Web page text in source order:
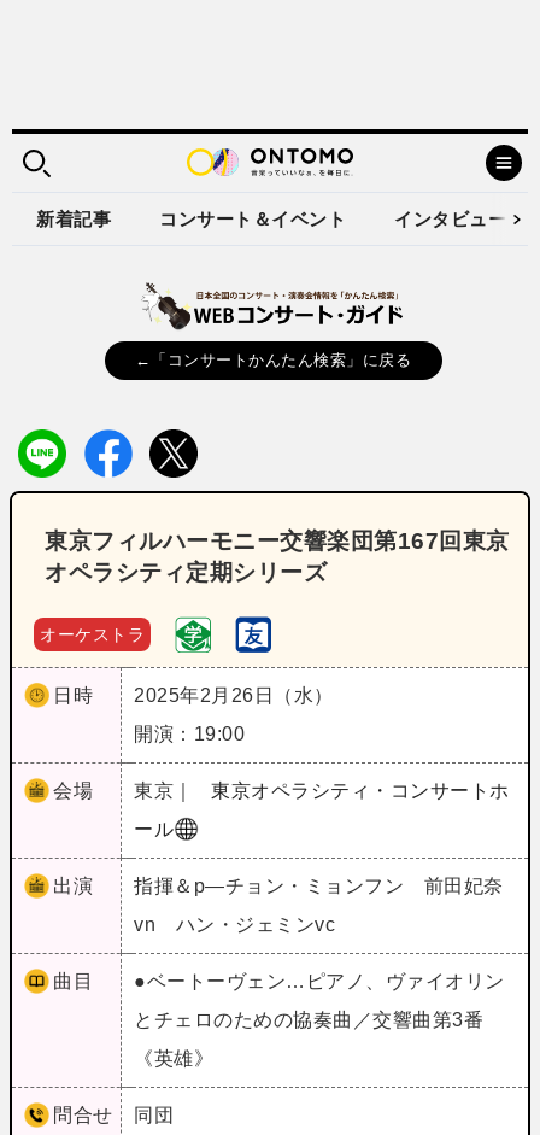
新着記事 コンサート＆イベント インタビュー
←「コンサートかんたん検索」に戻る
東京フィルハーモニー交響楽団第167回東京
オペラシティ定期シリーズ
オーケストラ
日時
2025年2月26日（水）
開演：19:00
会場 東京｜
東京オペラシティ・コンサートホ
ール
出演
指揮＆p―チョン・ミョンフン 前田妃奈
vn ハン・ジェミンvc
曲目
●ベートーヴェン…ピアノ、ヴァイオリン
とチェロのための協奏曲／交響曲第3番
《英雄》
問合せ
同団